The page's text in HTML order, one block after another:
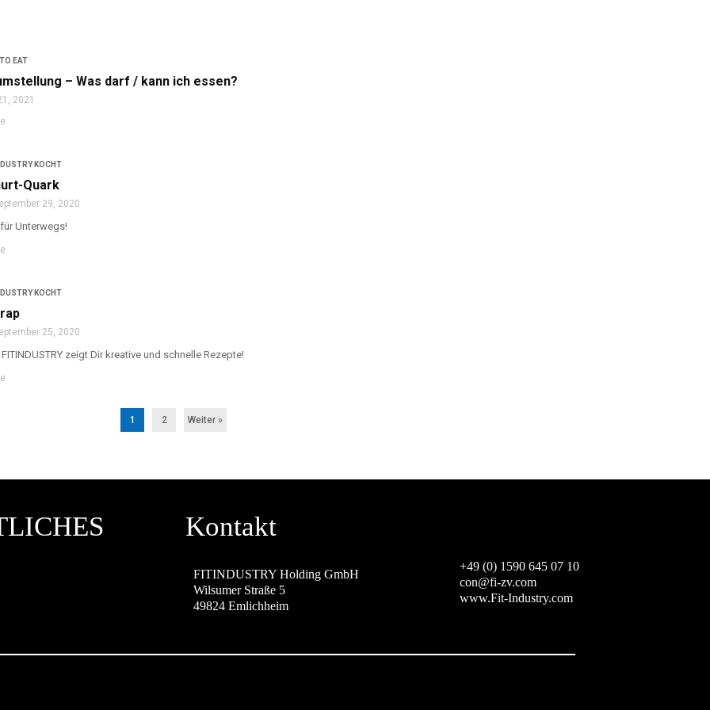
EAT
– Was darf / kann ich essen?
2021
KOCHT
Quark
29, 2020
Unterwegs!
KOCHT
25, 2020
zeigt Dir kreative und schnelle Rezepte!
1 2 Weiter »
Kontakt
FITINDUSTRY Holding GmbH
Wilsumer Straße 5
49824 Emlichheim
+49 (0) 1590 645 07 10
con@fi-zv.com
www.Fit-Industry.com